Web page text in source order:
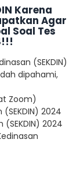
Karena
Agar
Soal Tes
(SEKDIN)
dipahami,
Zoom)
2024
2024